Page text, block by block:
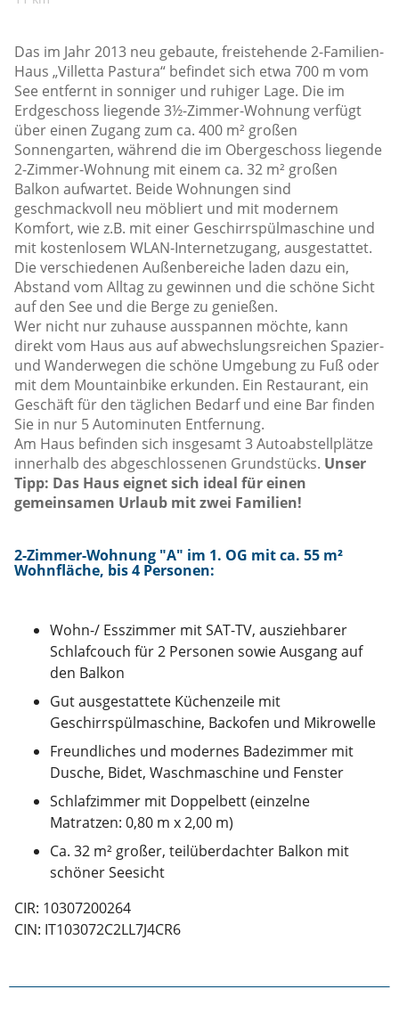
Das im Jahr 2013 neu gebaute, freistehende 2-Familien-
Haus „Villetta Pastura“ befindet sich etwa 700 m vom
See entfernt in sonniger und ruhiger Lage. Die im
Erdgeschoss liegende 3½-Zimmer-Wohnung verfügt
über einen Zugang zum ca. 400 m² großen
Sonnengarten, während die im Obergeschoss liegende
2-Zimmer-Wohnung mit einem ca. 32 m² großen
Balkon aufwartet. Beide Wohnungen sind
geschmackvoll neu möbliert und mit modernem
Komfort, wie z.B. mit einer Geschirrspülmaschine und
mit kostenlosem WLAN-Internetzugang, ausgestattet.
Die verschiedenen Außenbereiche laden dazu ein,
Abstand vom Alltag zu gewinnen und die schöne Sicht
auf den See und die Berge zu genießen.
Wer nicht nur zuhause ausspannen möchte, kann
direkt vom Haus aus auf abwechslungsreichen Spazier-
und Wanderwegen die schöne Umgebung zu Fuß oder
mit dem Mountainbike erkunden. Ein Restaurant, ein
Geschäft für den täglichen Bedarf und eine Bar finden
Sie in nur 5 Autominuten Entfernung.
Am Haus befinden sich insgesamt 3 Autoabstellplätze
innerhalb des abgeschlossenen Grundstücks. Unser
Tipp: Das Haus eignet sich ideal für einen
gemeinsamen Urlaub mit zwei Familien!
2-Zimmer-Wohnung "A" im 1. OG mit ca. 55 m²
Wohnfläche, bis 4 Personen:
Wohn-/ Esszimmer mit SAT-TV, ausziehbarer
Schlafcouch für 2 Personen sowie Ausgang auf
den Balkon
Gut ausgestattete Küchenzeile mit
Geschirrspülmaschine, Backofen und Mikrowelle
Freundliches und modernes Badezimmer mit
Dusche, Bidet, Waschmaschine und Fenster
Schlafzimmer mit Doppelbett (einzelne
Matratzen: 0,80 m x 2,00 m)
Ca. 32 m² großer, teilüberdachter Balkon mit
schöner Seesicht
CIR: 10307200264
CIN: IT103072C2LL7J4CR6